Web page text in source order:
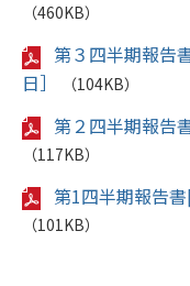
（460KB）
第３四半期報告
日］
（104KB）
第２四半期報告
（117KB）
第1四半期報告
（101KB）